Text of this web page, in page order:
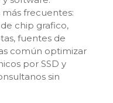
frecuentes:
chip grafico,
fuentes de
común optimizar
por SSD y
sin